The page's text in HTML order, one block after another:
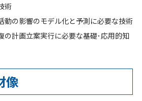
術
動の影響のモデル化と予測に必要な技術
の計画立案実行に必要な基礎･応用的知
像